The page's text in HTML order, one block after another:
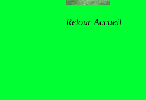
Retour Accueil